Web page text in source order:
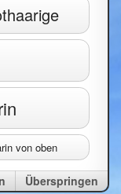
von oben
Überspringen